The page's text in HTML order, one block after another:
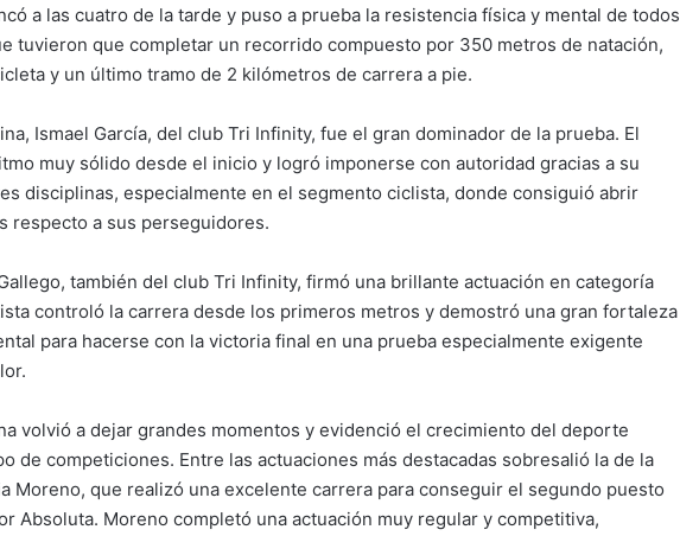
a las cuatro de la tarde y puso a prueba la resistencia física y mental de todos
tuvieron que completar un recorrido compuesto por 350 metros de natación,
y un último tramo de 2 kilómetros de carrera a pie.
Ismael García, del club Tri Infinity, fue el gran dominador de la prueba. El
muy sólido desde el inicio y logró imponerse con autoridad gracias a su
disciplinas, especialmente en el segmento ciclista, donde consiguió abrir
respecto a sus perseguidores.
también del club Tri Infinity, firmó una brillante actuación en categoría
controló la carrera desde los primeros metros y demostró una gran fortaleza
para hacerse con la victoria final en una prueba especialmente exigente
volvió a dejar grandes momentos y evidenció el crecimiento del deporte
de competiciones. Entre las actuaciones más destacadas sobresalió la de la
Moreno, que realizó una excelente carrera para conseguir el segundo puesto
Absoluta. Moreno completó una actuación muy regular y competitiva,